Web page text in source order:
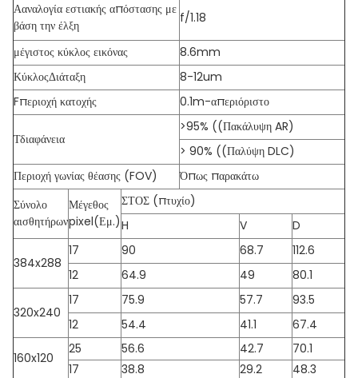
Ααναλογία εστιακής απόστασης με
βάση την έλξη
f/1.18
μέγιστος κύκλος εικόνας
8.6mm
ΚύκλοςΔιάταξη
8-12um
Fπεριοχή κατοχής 0.1m-απεριόριστο
Τδιαφάνεια
>95% ((Πακάλυψη AR)
> 90% ((Παλύψη DLC)
Περιοχή γωνίας θέασης (FOV)
Όπως παρακάτω
Σύνολο
αισθητήρων
Μέγεθος
pixel(Εμ.)
ΣΤΟΣ (πτυχίο)
H
V D
384x288
17 90 68.7
112.6
12
64.9 49 80.1
320x240
17 75.9 57.7
93.5
12
54.4 41.1 67.4
160x120
25 56.6 42.7
70.1
17
38.8 29.2 48.3